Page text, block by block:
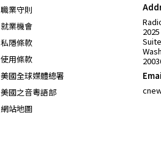
職業守則
就業機會
私隱條款
使用條款
美國全球媒體總署 Opens in new window
美國之音粵語部Opens in new window
網站地圖Opens in new window